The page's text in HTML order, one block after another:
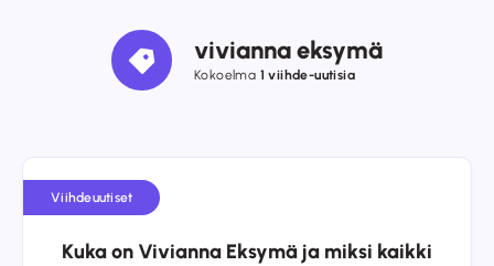
vivianna eksymä
Kokoelma 1 viihde-uutisia
Viihdeuutiset
Kuka on Vivianna Eksymä ja miksi kaikki